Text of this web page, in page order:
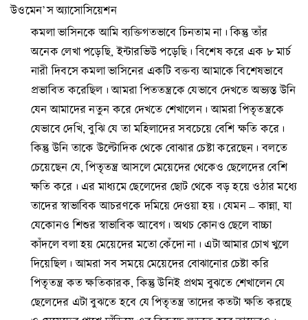
উওমেন’স অ্যাসোসিয়েশন
কমলা ভাসিনকে আমি ব্যক্তিগতভাবে চিনতাম না। কিন্তু তাঁর
অনেক লেখা পড়েছি, ইন্টারভিউ পড়েছি। বিশেষ করে এক ৮ মার্চ
নারী দিবসে কমলা ভাসিনের একটি বক্তব্য আমাকে বিশেষভাবে
প্রভাবিত করেছিল। আমরা পিততন্ত্রকে যেভাবে দেখতে অভ্যস্ত উনি
যেন আমাদের নতুন করে দেখতে শেখালেন। আমরা পিতৃতন্ত্রকে
যেভাবে দেখি, বুঝি যে তা মহিলাদের সবচেয়ে বেশি ক্ষতি করে।
কিন্তু উনি তাকে উল্টোদিক থেকে বোঝার চেষ্টা করেছেন। বলতে
চেয়েছেন যে, পিতৃতন্ত্র আসলে মেয়েদের থেকেও ছেলেদের বেশি
ক্ষতি করে। এর মাধ্যমে ছেলেদের ছোট থেকে বড় হয়ে ওঠার মধ্যে
তাদের স্বাভাবিক আচরণকে দমিয়ে দেওয়া হয়। যেমন – কান্না, যা
যেকোনও শিশুর স্বাভাবিক আবেগ। অথচ কোনও ছেলে বাচ্চা
কাঁদলে বলা হয় মেয়েদের মতো কেঁদো না। এটা আমার চোখ খুলে
দিয়েছিল। আমরা সব সময়ে মেয়েদের বোঝানোর চেষ্টা করি
পিতৃতন্ত্র কত ক্ষতিকারক, কিন্তু উনিই প্রথম বুঝতে শেখালেন যে
ছেলেদের এটা বুঝতে হবে যে পিতৃতন্ত্র তাদের কতটা ক্ষতি করছে